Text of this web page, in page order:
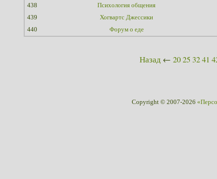
438
Психология общения
439
Хогвартс Джессики
440
Форум о еде
Назад ← 2025 3241
Copyright © 2007-2026